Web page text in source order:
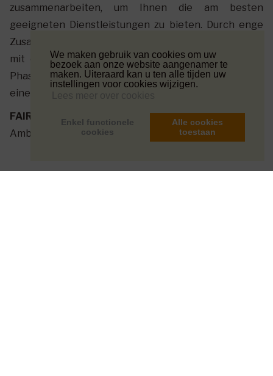
We maken gebruik van cookies om uw
bezoek aan onze website aangenamer te
maken. Uiteraard kan u ten alle tijden uw
instellingen voor cookies wijzigen.
Enkel functionele
cookies
Alle cookies
toestaan
zusammenarbeiten, um Ihnen die am besten
geeigneten Dienstleistungen zu bieten. Durch enge
Zusammenarbeit verbinden wir juristische Expertise
mit einem persönlichen Ansatz, sodass Sie in jeder
Phase Ihres persönlichen und beruflichen Lebens auf
eine integrierte Begleitung zählen können.
FAIRWAY
bewegt sich mit Ihren Bedürfnissen und
Ambitionen.